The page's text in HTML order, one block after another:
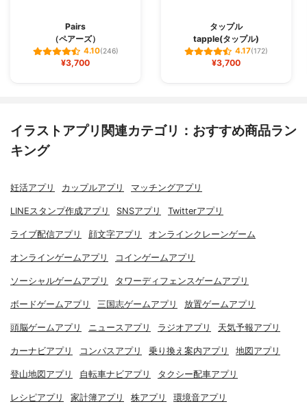
Pairs
（ペアーズ）
4.10(246)
¥3,700
タップル
tapple(タップル)
4.17(172)
¥3,700
イラストアプリ関連カテゴリ：おすすめ商品ラン
キング
妊活アプリ カップルアプリ マッチングアプリ
LINEスタンプ作成アプリ SNSアプリ Twitterアプリ
ライブ配信アプリ 顔文字アプリ オンラインクレーンゲーム
オンラインゲームアプリ コインゲームアプリ
ソーシャルゲームアプリ タワーディフェンスゲームアプリ
ボードゲームアプリ 三国志ゲームアプリ 放置ゲームアプリ
頭脳ゲームアプリ ニュースアプリ ラジオアプリ 天気予報アプリ
カーナビアプリ コンパスアプリ 乗り換え案内アプリ 地図アプリ
登山地図アプリ 自転車ナビアプリ タクシー配車アプリ
レシピアプリ 家計簿アプリ 株アプリ 環境音アプリ